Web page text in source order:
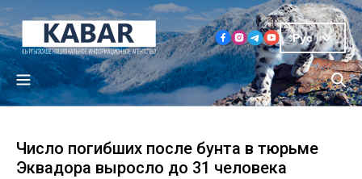
Рус
Число погибших после бунта в тюрьме
Эквадора выросло до 31 человека